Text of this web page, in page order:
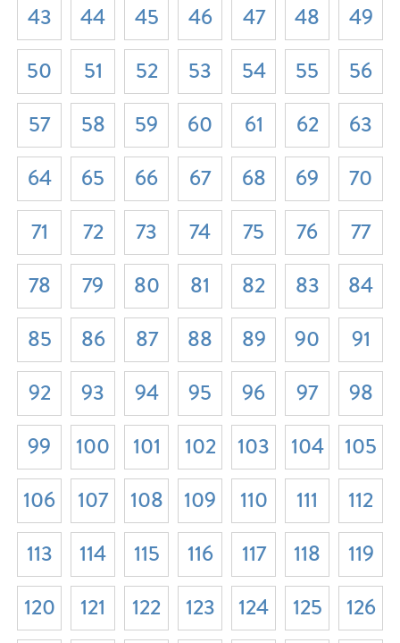
43
44 45 46 47 48
49
50
51 52 53 54 55
56
57
58 59 60 61 62
63
64
65 66 67 68 69
70
71
72 73 74 75 76
77
78
79 80 81 82 83
84
85
86 87 88 89 90
91
92
93 94 95 96 97
98
99
100 101 102 103 104
105
106
107 108 109 110 111
112
113
114 115 116 117 118
119
120
121 122 123 124 125
126